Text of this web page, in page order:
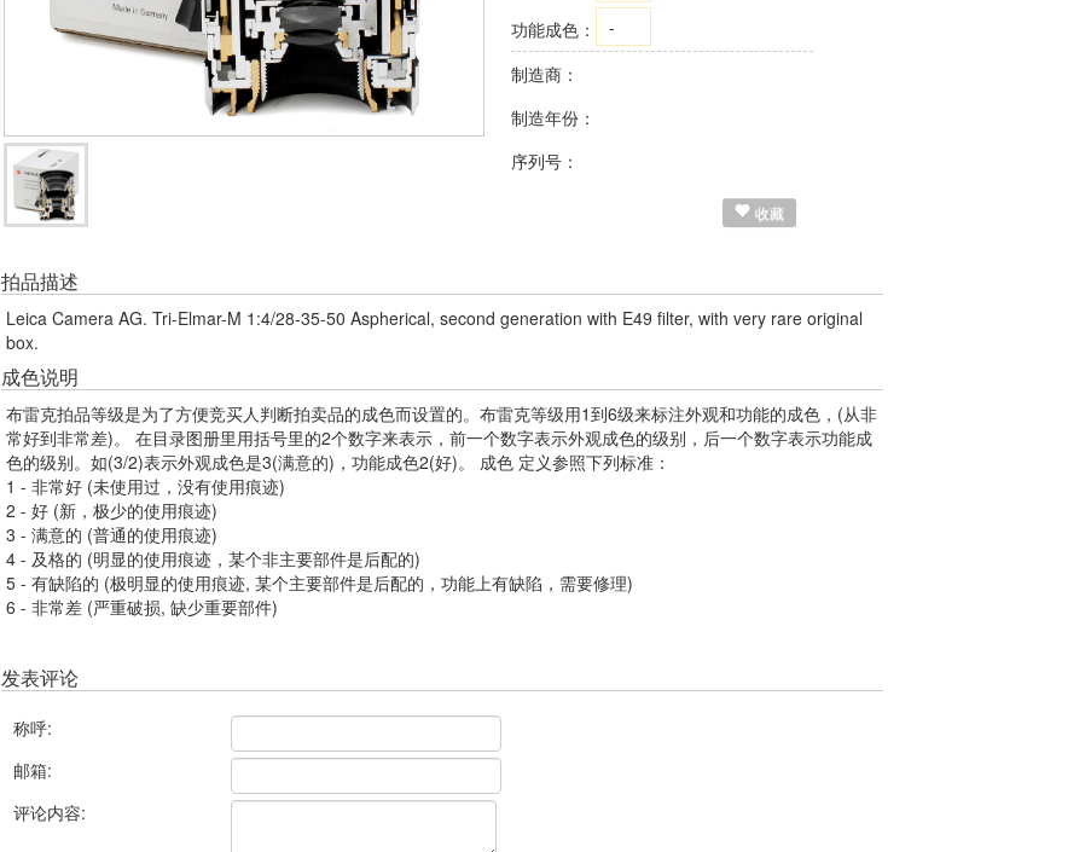
功能成色：
-
制造商：
制造年份：
序列号：
收藏
拍品描述
Leica Camera AG. Tri-Elmar-M 1:4/28-35-50 Aspherical, second generation with E49 filter, with very rare original
box.
成色说明
布雷克拍品等级是为了方便竞买人判断拍卖品的成色而设置的。布雷克等级用1到6级来标注外观和功能的成色，(从非
常好到非常差)。 在目录图册里用括号里的2个数字来表示，前一个数字表示外观成色的级别，后一个数字表示功能成
色的级别。如(3/2)表示外观成色是3(满意的)，功能成色2(好)。 成色 定义参照下列标准：
1 - 非常好 (未使用过，没有使用痕迹)
2 - 好 (新，极少的使用痕迹)
3 - 满意的 (普通的使用痕迹)
4 - 及格的 (明显的使用痕迹，某个非主要部件是后配的)
5 - 有缺陷的 (极明显的使用痕迹, 某个主要部件是后配的，功能上有缺陷，需要修理)
6 - 非常差 (严重破损, 缺少重要部件)
发表评论
称呼:
邮箱:
评论内容: